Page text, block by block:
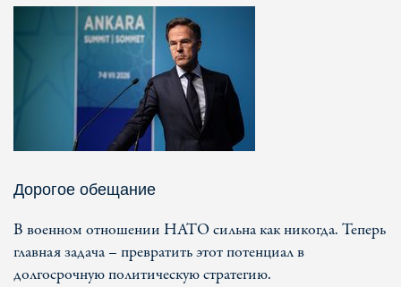
Дорогое обещание
В военном отношении НАТО сильна как никогда. Теперь
главная задача – превратить этот потенциал в
долгосрочную политическую стратегию.